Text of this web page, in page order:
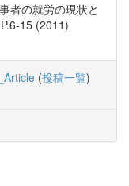
者の就労の現状と
15 (2011)
(投稿一覧)